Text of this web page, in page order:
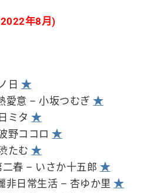
年8月)
日 ★
愛意 – 小坂つむぎ★
ミタ★
野ココロ★
たむ★
春 – いさか十五郎 ★
非日常生活 – 杏ゆか里★